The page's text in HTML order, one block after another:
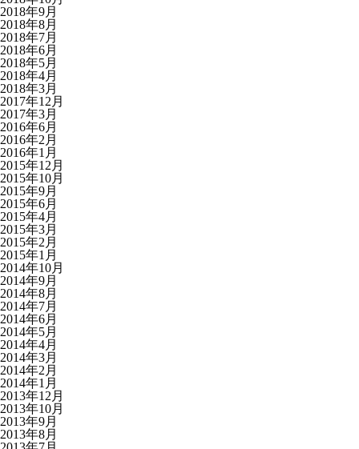
2018年9月
2018年8月
2018年7月
2018年6月
2018年5月
2018年4月
2018年3月
2017年12月
2017年3月
2016年6月
2016年2月
2016年1月
2015年12月
2015年10月
2015年9月
2015年6月
2015年4月
2015年3月
2015年2月
2015年1月
2014年10月
2014年9月
2014年8月
2014年7月
2014年6月
2014年5月
2014年4月
2014年3月
2014年2月
2014年1月
2013年12月
2013年10月
2013年9月
2013年8月